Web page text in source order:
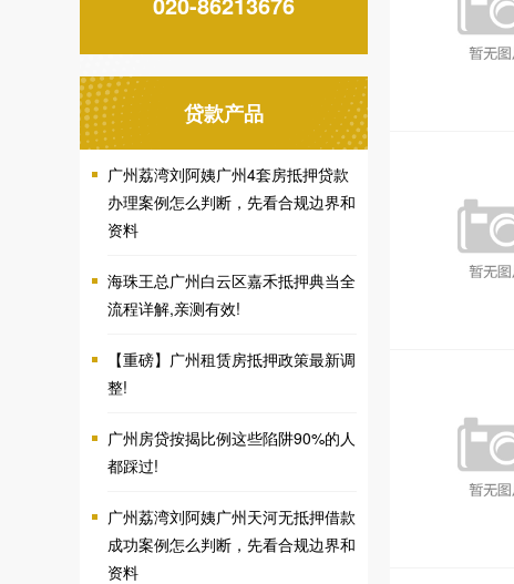
贷款产品
广州荔湾刘阿姨广州4套房抵押贷款
办理案例怎么判断，先看合规边界和
资料
海珠王总广州白云区嘉禾抵押典当全
流程详解,亲测有效!
【重磅】广州租赁房抵押政策最新调
整!
广州房贷按揭比例这些陷阱90%的人
都踩过!
广州荔湾刘阿姨广州天河无抵押借款
成功案例怎么判断，先看合规边界和
资料